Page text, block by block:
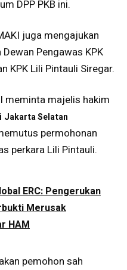
DPP PKB ini.
juga mengajukan
Pengawas KPK
KPK Lili Pintauli Siregar.
meminta majelis hakim
Jakarta Selatan
permohonan
perkara Lili Pintauli.
ERC: Pengerukan
Merusak
HAM
pemohon sah